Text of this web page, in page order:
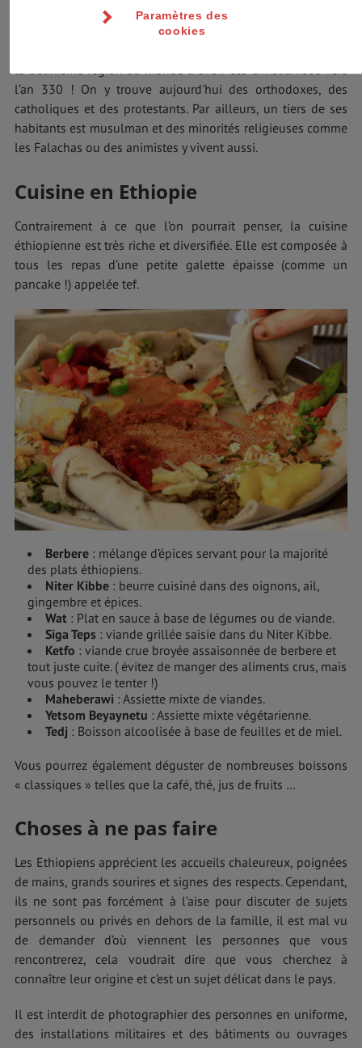
l’an 330 ! On y trouve aujourd'hui des orthodoxes, des
catholiques et des protestants. Par ailleurs, un tiers de ses
habitants est musulman et des minorités religieuses comme
les Falachas ou des animistes y vivent aussi.
Cuisine en Ethiopie
Contrairement à ce que l’on pourrait penser, la cuisine
éthiopienne est très riche et diversifiée. Elle est composée à
tous les repas d’une petite galette épaisse (comme un
pancake !) appelée tef.
Berbere : mélange d’épices servant pour la majorité
des plats éthiopiens.
Niter Kibbe : beurre cuisiné dans des oignons, ail,
gingembre et épices.
Wat : Plat en sauce à base de légumes ou de viande.
Siga Teps : viande grillée saisie dans du Niter Kibbe.
Ketfo : viande crue broyée assaisonnée de berbere et
tout juste cuite. ( évitez de manger des aliments crus, mais
vous pouvez le tenter !)
Maheberawi : Assiette mixte de viandes.
Yetsom Beyaynetu : Assiette mixte végétarienne.
Tedj : Boisson alcoolisée à base de feuilles et de miel.
Vous pourrez également déguster de nombreuses boissons
« classiques » telles que la café, thé, jus de fruits …
Choses à ne pas faire
Les Ethiopiens apprécient les accueils chaleureux, poignées
de mains, grands sourires et signes des respects. Cependant,
ils ne sont pas forcément à l’aise pour discuter de sujets
personnels ou privés en dehors de la famille, il est mal vu
de demander d’où viennent les personnes que vous
rencontrerez, cela voudrait dire que vous cherchez à
connaître leur origine et c’est un sujet délicat dans le pays.
Il est interdit de photographier des personnes en uniforme,
des installations militaires et des bâtiments ou ouvrages
Paramètres des
cookies